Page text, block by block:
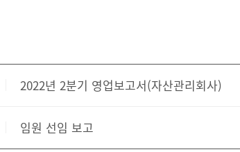
2022년 2분기 영업보고서(자산관리회사)
임원 선임 보고